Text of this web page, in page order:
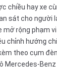
chiều hay xe
sát cho người
mở rộng phạm
chỉnh hướng
theo cụm
Mercedes-Benz